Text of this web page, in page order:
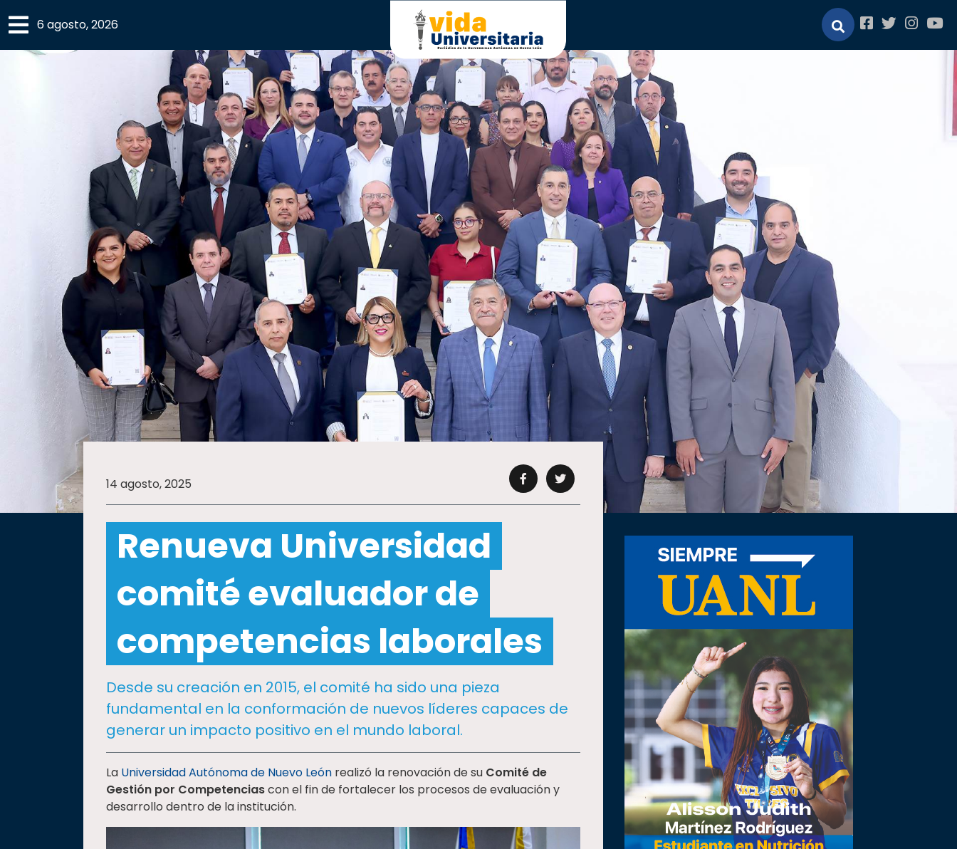
×
SECCIONES
UANL
DEPORTES
EXPERTOS
SUSTENTABILIDAD
educativa
Internacionalización
6 agosto, 2026
14 agosto, 2025
Renueva Universidad
comité evaluador de
competencias laborales
Desde su creación en 2015, el comité ha sido una pieza
fundamental en la conformación de nuevos líderes capaces de
generar un impacto positivo en el mundo laboral.
La Universidad Autónoma de Nuevo León realizó la renovación de su Comité de
Gestión por Competenciascon el fin de fortalecer los procesos de evaluación y
desarrollo dentro de la institución.